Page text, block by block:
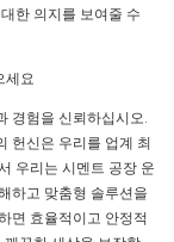
한 의지를 보여줄 수
세요
경험을 신뢰하십시오.
헌신은 우리를 업계 최
우리는 시멘트 공장 운
하고 맞춤형 솔루션을
면 효율적이고 안정적